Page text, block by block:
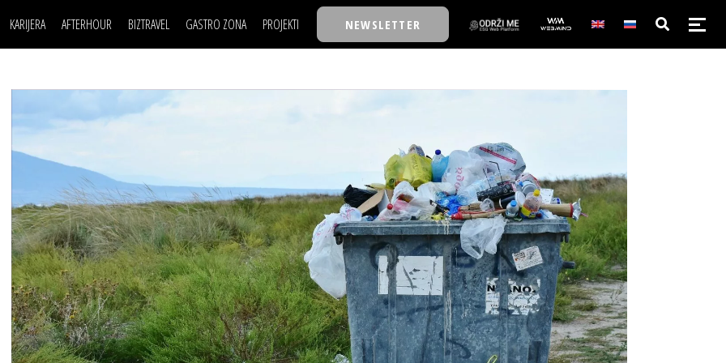
KARIJERA
MOJ UGAO
USAVRŠAVANJE
KNOW-HOW
AFTERHOUR
STIL
WELLBEING
BIZTRAVEL GASTRO ZONA PROJEKTI
BACK TO OFFICE/SCHOOL
BIZBENDOVI
BIZKOLEGIJUM
BMW BIZNIS LIGA
BIZLIFE WEEK
IZJAVA GODINE
NEWSLETTER
POSAO
MOJ UGAO
FILM I SCENA
AUTO SVET
NAJKOLEGA
30 ISPOD 30
BMW BIZNIS LIGA
BIZLIFE WEEK
IZJAVA GODINE